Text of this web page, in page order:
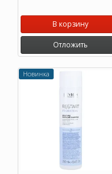
В корзину
Отложить
Новинка